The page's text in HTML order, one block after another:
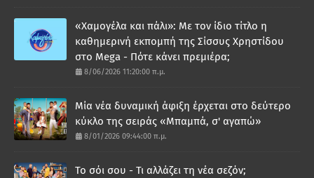
«Χαμογέλα και πάλι»: Με τον ίδιο τίτλο η
καθημερινή εκπομπή της Σίσσυς Χρηστίδου
στο Mega - Πότε κάνει πρεμιέρα;
8/06/2026 11:20:00 π.μ.
Μία νέα δυναμική άφιξη έρχεται στο δεύτερο
κύκλο της σειράς «Μπαμπά, σ' αγαπώ»
8/01/2026 09:44:00 π.μ.
Το σόι σου - Τι αλλάζει τη νέα σεζόν;